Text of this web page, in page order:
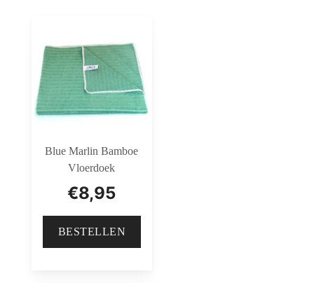
Blue Marlin Bamboe
Vloerdoek
€8,95
BESTELLEN